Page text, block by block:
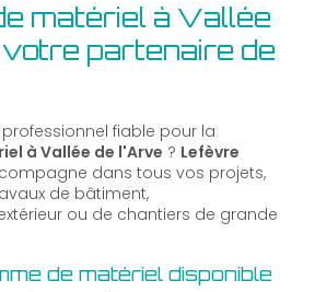
matériel à Vallée
partenaire de
fiable pour la
à Vallée de l'Arve ? Lefèvre
dans tous vos projets,
de bâtiment,
ou de chantiers de grande
de matériel disponible